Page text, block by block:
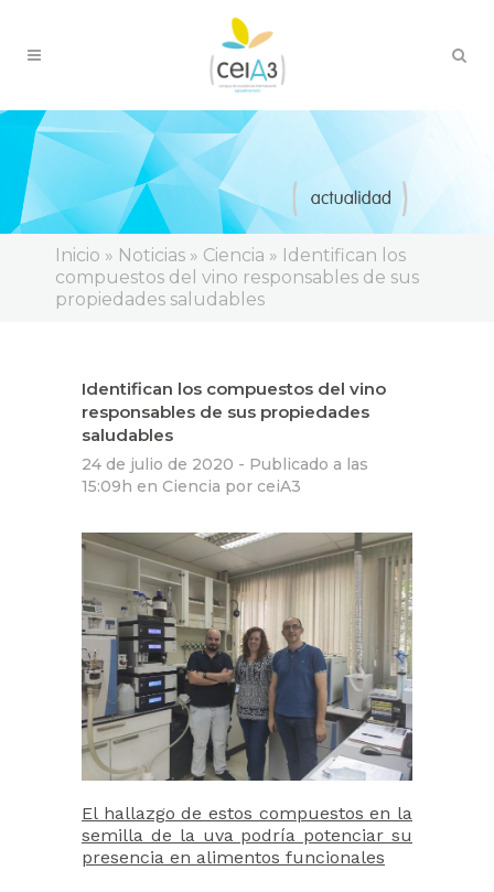
Inicio » Noticias » Ciencia » Identifican los
compuestos del vino responsables de sus
propiedades saludables
Identifican los compuestos del vino
responsables de sus propiedades
saludables
24 de julio de 2020 - Publicado a las
15:09h en Ciencia por ceiA3
El hallazgo de estos compuestos en la
semilla de la uva podría potenciar su
presencia en alimentos funcionales